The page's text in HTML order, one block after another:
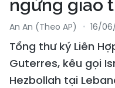
ngừng giao
An An (Theo AP) 16/
Tổng thư ký Liên
Guterres, kêu gọi
Hezbollah tại